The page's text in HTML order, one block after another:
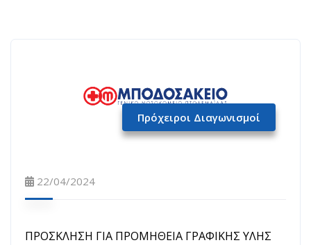
Πρόχειροι Διαγωνισμοί
22/04/2024
ΠΡΟΣΚΛΗΣΗ ΓΙΑ ΠΡΟΜΗΘΕΙΑ ΓΡΑΦΙΚΗΣ ΥΛΗΣ